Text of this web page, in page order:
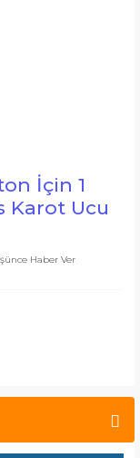
İçin 1
Karot Ucu
Haber Ver